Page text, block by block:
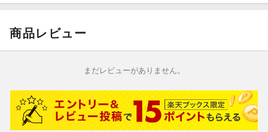
商品レビュー
まだレビューがありません。